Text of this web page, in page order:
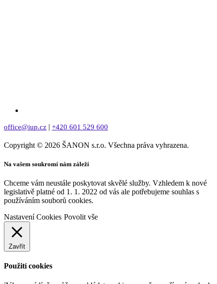
office@iup.cz | +420 601 529 600
Copyright © 2026 ŠANON s.r.o. Všechna práva vyhrazena.
Na vašem soukromí nám záleží
Chceme vám neustále poskytovat skvělé služby. Vzhledem k nové
legislativě platné od 1. 1. 2022 od vás ale potřebujeme souhlas s
používáním souborů cookies.
Nastavení Cookies Povolit vše
Zavřít
Použití cookies